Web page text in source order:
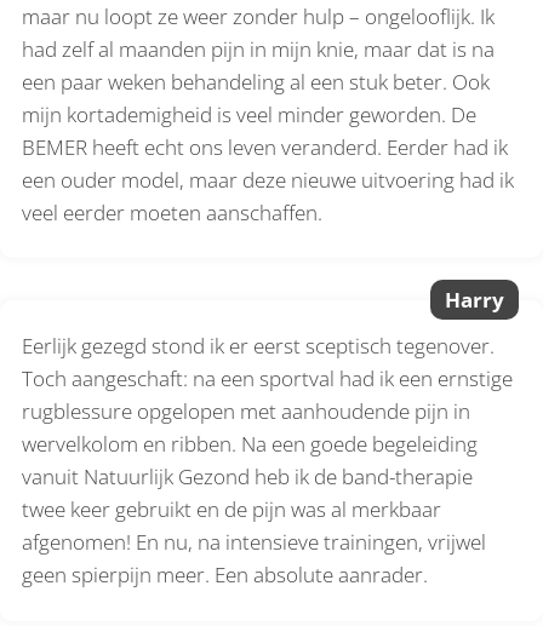
maar nu loopt ze weer zonder hulp – ongelooflijk. Ik
had zelf al maanden pijn in mijn knie, maar dat is na
een paar weken behandeling al een stuk beter. Ook
mijn kortademigheid is veel minder geworden. De
BEMER heeft echt ons leven veranderd. Eerder had ik
een ouder model, maar deze nieuwe uitvoering had ik
veel eerder moeten aanschaffen.
Harry
Eerlijk gezegd stond ik er eerst sceptisch tegenover.
Toch aangeschaft: na een sportval had ik een ernstige
rugblessure opgelopen met aanhoudende pijn in
wervelkolom en ribben. Na een goede begeleiding
vanuit Natuurlijk Gezond heb ik de band-therapie
twee keer gebruikt en de pijn was al merkbaar
afgenomen! En nu, na intensieve trainingen, vrijwel
geen spierpijn meer. Een absolute aanrader.